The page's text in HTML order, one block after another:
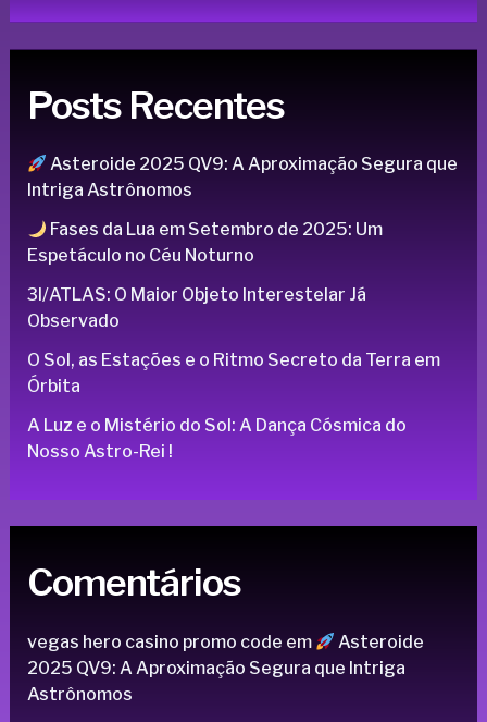
Posts Recentes
Asteroide 2025 QV9: A Aproximação Segura que
Intriga Astrônomos
Fases da Lua em Setembro de 2025: Um
Espetáculo no Céu Noturno
3I/ATLAS: O Maior Objeto Interestelar Já
Observado
O Sol, as Estações e o Ritmo Secreto da Terra em
Órbita
A Luz e o Mistério do Sol: A Dança Cósmica do
Nosso Astro-Rei !
Comentários
vegas hero casino promo code em
Asteroide
2025 QV9: A Aproximação Segura que Intriga
Astrônomos